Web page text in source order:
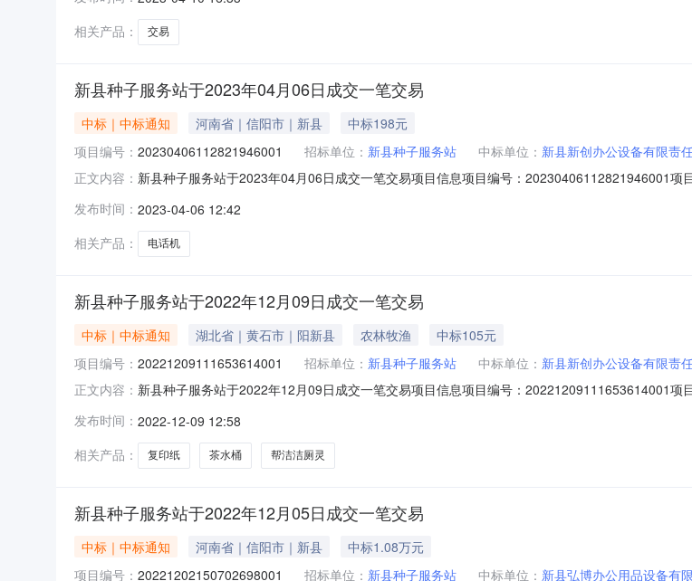
相关产品：
交易
新县种子服务站于2023年04月06日成交一笔交易
中标｜中标通知 河南省｜信阳市｜新县
中标198元
项目编号： 20230406112821946001 招标单位： 新县种子服务站 中标单位： 新县新创办公设备有限责
正文内容： 新县种子服务站于2023年04月06日成交一笔交易项目信息项目编号：20230406112821946001
7971666公告日期：2023-04-0611:39:44备注：商品信息商品名称数量成交价(元)总价(元)步步高
发布时间： 2023-04-06 12:42
相关产品：
电话机
新县种子服务站于2022年12月09日成交一笔交易
中标｜中标通知 湖北省｜黄石市｜阳新县 农林牧渔
中标105元
项目编号： 20221209111653614001 招标单位： 新县种子服务站 中标单位： 新县新创办公设备有限责
正文内容： 新县种子服务站于2022年12月09日成交一笔交易项目信息项目编号：20221209111653614001
7971666公告日期：2022-12-0911:18:58备注：商品信息商品名称数量成交价(元)总价(元)南孚1.5V
发布时间： 2022-12-09 12:58
相关产品：
复印纸 茶水桶 帮洁洁厕灵
新县种子服务站于2022年12月05日成交一笔交易
中标｜中标通知 河南省｜信阳市｜新县
中标1.08万元
项目编号： 20221202150702698001 招标单位： 新县种子服务站 中标单位： 新县弘博办公用品设备有